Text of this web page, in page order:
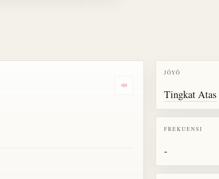
Dengarkan semua bacaan
JŌYŌ
Tingkat Atas
FREKUENSI
-